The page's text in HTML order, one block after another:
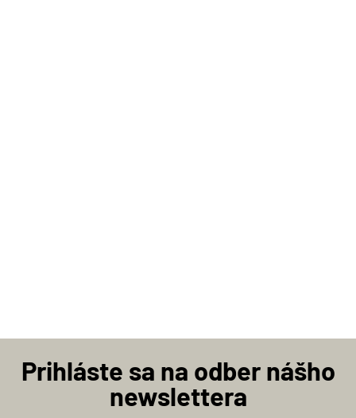
Prihláste sa na odber nášho
newslettera